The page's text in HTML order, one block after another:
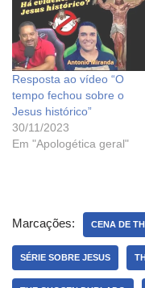
Resposta ao vídeo “O
tempo fechou sobre o
Jesus histórico”
30/11/2023
Em "Apologética geral"
Marcações: CENA DE
SÉRIE SOBRE JESUS